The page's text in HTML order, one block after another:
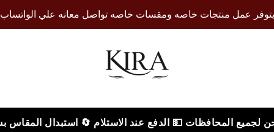
يتوفر عمل منتجات خاصه ومقسات خاصه تواصل معانه علي الواتساب
لجميع المحافظات 💵 الدفع عند الاستلام 🔄 استبدال المقاس